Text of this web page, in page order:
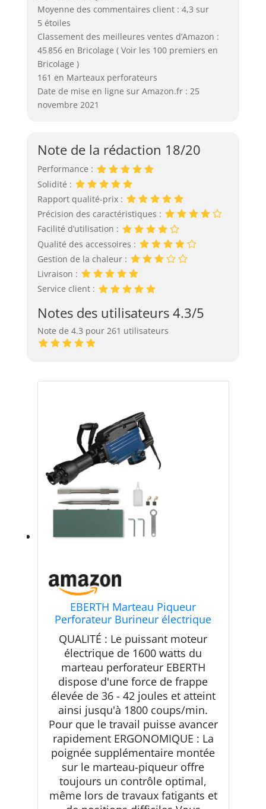
Moyenne des commentaires client : 4,3 sur
5 étoiles
Classement des meilleures ventes d’Amazon :
45 856 en Bricolage ( Voir les 100 premiers en
Bricolage )
161 en Marteaux perforateurs
Date de mise en ligne sur Amazon.fr : 25
novembre 2021
Note de la rédaction 18/20
Performance :
Solidité :
Rapport qualité-prix :
Précision des caractéristiques :
Facilité d’utilisation :
Qualité des accessoires :
Gestion de la chaleur :
Livraison :
Service client :
Notes des utilisateurs 4.3/5
Note de 4.3 pour 261 utilisateurs
EBERTH Marteau Piqueur
Perforateur Burineur électrique
1600W (230V, 1800 coups/min,
36-42 Joules, SDS HEX Prise
Hexagonale 30mm, Poignée
Robuste, Burin Plat & Pointu
Inclus, Coffret)
QUALITÉ : Le puissant moteur
électrique de 1600 watts du
marteau perforateur EBERTH
dispose d'une force de frappe
élevée de 36 - 42 joules et atteint
ainsi jusqu'à 1800 coups/min.
Pour que le travail puisse avancer
rapidement ERGONOMIQUE : La
poignée supplémentaire montée
sur le marteau-piqueur offre
toujours un contrôle optimal,
même lors de travaux fatigants et